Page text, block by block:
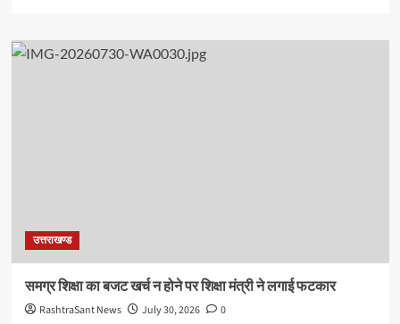
मुख्यमंत्री
धामी
उत्तराखण्ड
समग्र शिक्षा का बजट खर्च न होने पर शिक्षा मंत्री ने लगाई फटकार
RashtraSant News July 30, 2026
0